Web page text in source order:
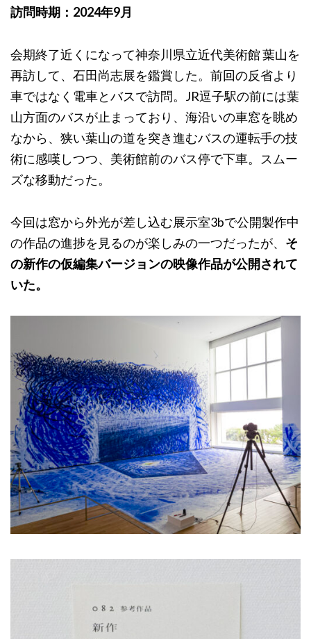
訪問時期：2024年9月
会期終了近くになって神奈川県立近代美術館 葉山を
再訪して、石田尚志展を鑑賞した。前回の反省より
車ではなく電車とバスで訪問。JR逗子駅の前には葉
山方面のバスが止まっており、海沿いの車窓を眺め
なから、狭い葉山の道を突き進むバスの運転手の技
術に感嘆しつつ、美術館前のバス停で下車。スムー
ズな移動だった。
今回は窓から外光が差し込む展示室3bで公開製作中
の作品の進捗を見るのが楽しみの一つだったが、 そ
の新作の仮編集バージョンの映像作品が公開されて
いた。